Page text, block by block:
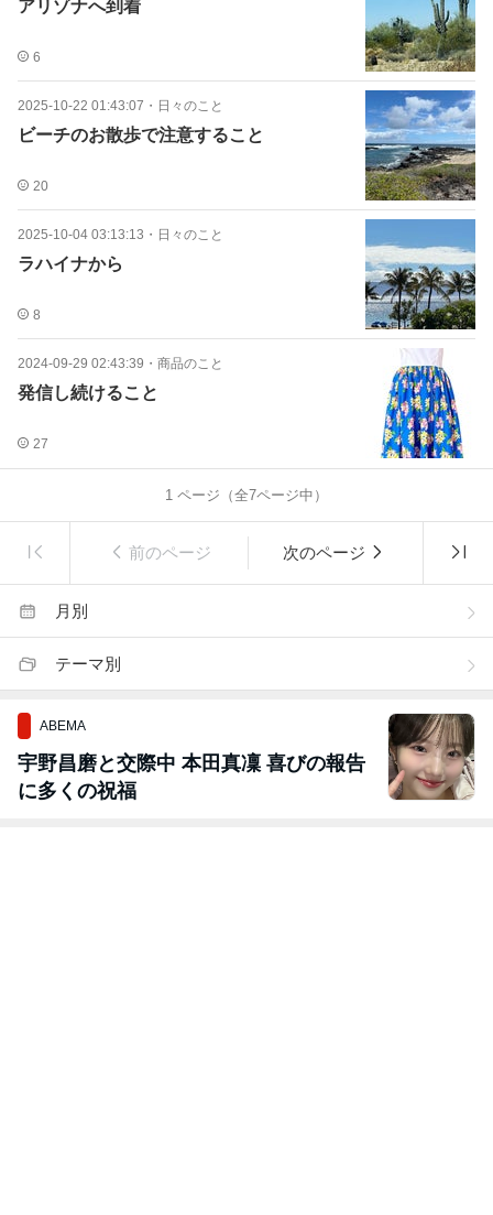
アリゾナへ到着
6
2025-10-22 01:43:07 ・ 日々のこと
ビーチのお散歩で注意すること
20
2025-10-04 03:13:13 ・ 日々のこと
ラハイナから
8
2024-09-29 02:43:39 ・ 商品のこと
発信し続けること
27
1 ページ（全7ページ中）
前のページ 次のページ
月別
テーマ別
ABEMA
宇野昌磨と交際中 本田真凜 喜びの報告
に多くの祝福